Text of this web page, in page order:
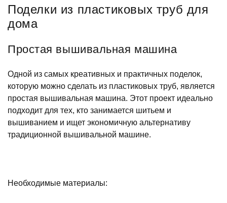
Поделки из пластиковых труб для
дома
Простая вышивальная машина
Одной из самых креативных и практичных поделок,
которую можно сделать из пластиковых труб, является
простая вышивальная машина. Этот проект идеально
подходит для тех, кто занимается шитьем и
вышиванием и ищет экономичную альтернативу
традиционной вышивальной машине.
Необходимые материалы: